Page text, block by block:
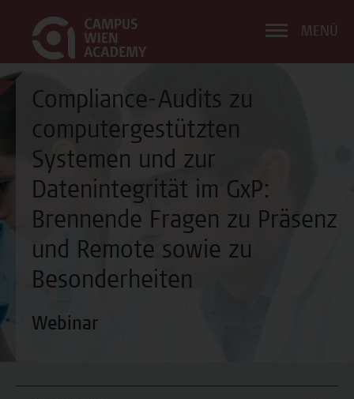
MENÜ
Compliance-Audits zu
computergestützten
Systemen und zur
Datenintegrität im GxP:
Brennende Fragen zu Präsenz
und Remote sowie zu
Besonderheiten
Webinar